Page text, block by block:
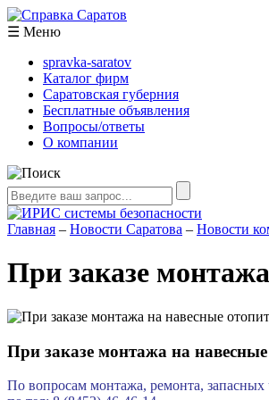
☰ Меню
spravka-saratov
Каталог фирм
Саратовская губерния
Бесплатные объявления
Вопросы/ответы
О компании
Главная – Новости Саратова – Новости
При заказе
При заказе монтажа на
По вопросам монтажа, ремонта, запасных